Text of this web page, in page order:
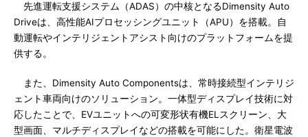
先進運転支援システム（ADAS）の中核となるDimensity Auto
Driveは、高性能AIプロセッシングユニット（APU）を搭載。自
動運転やインテリジェントアシスト向けのプラットフォームを提
供する。
また、Dimensity Auto Componentsは、常時接続型インテリジ
ェント車両向けのソリューション。一体型ディスプレイ技術に対
応したことで、EVユニットへの可変形状有機ELスクリーン、大
型画面、マルチディスプレイなどの搭載を可能にした。衛星電波